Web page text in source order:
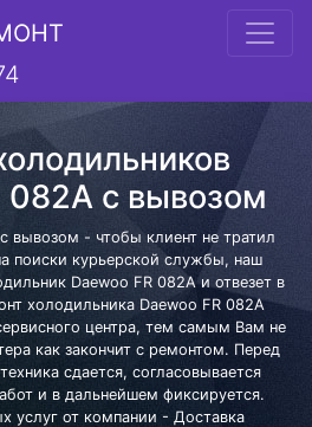
082A с вывозом
вывозом - чтобы клиент не тратил
поиски курьерской службы, наш
Daewoo FR 082A и отвезет в
холодильника Daewoo FR 082A
центра, тем самым Вам не
как закончит с ремонтом. Перед
сдается, согласовывается
и в дальнейшем фиксируется.
услуг от компании - Доставка